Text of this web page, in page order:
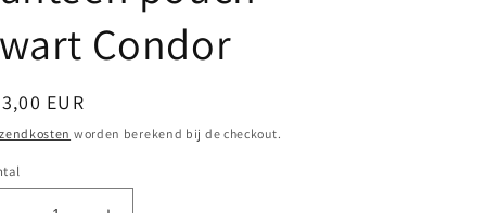
Condor
EUR
worden berekend bij de checkout.